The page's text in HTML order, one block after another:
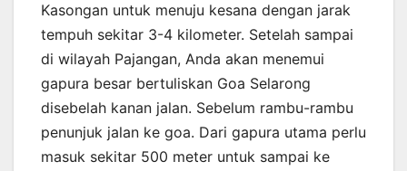
Kasongan untuk menuju kesana dengan jarak
tempuh sekitar 3-4 kilometer. Setelah sampai
di wilayah Pajangan, Anda akan menemui
gapura besar bertuliskan Goa Selarong
disebelah kanan jalan. Sebelum rambu-rambu
penunjuk jalan ke goa. Dari gapura utama perlu
masuk sekitar 500 meter untuk sampai ke